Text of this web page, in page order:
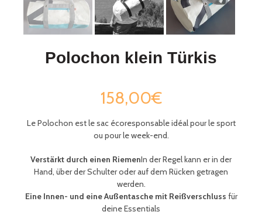
Polochon klein Türkis
158,00€
Le Polochon est le sac écoresponsable idéal pour le sport
ou pour le week-end.
Verstärkt durch einen RiemenIn der Regel kann er in der
Hand, über der Schulter oder auf dem Rücken getragen
werden.
Eine Innen- und eine Außentasche mit Reißverschluss für
deine Essentials